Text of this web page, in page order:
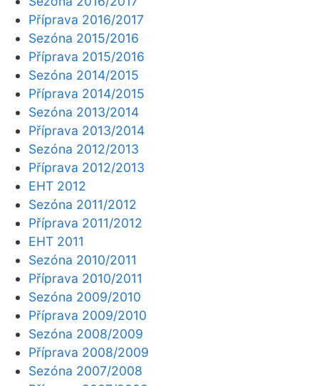
Příprava 2016/2017
Sezóna 2015/2016
Příprava 2015/2016
Sezóna 2014/2015
Příprava 2014/2015
Sezóna 2013/2014
Příprava 2013/2014
Sezóna 2012/2013
Příprava 2012/2013
EHT 2012
Sezóna 2011/2012
Příprava 2011/2012
EHT 2011
Sezóna 2010/2011
Příprava 2010/2011
Sezóna 2009/2010
Příprava 2009/2010
Sezóna 2008/2009
Příprava 2008/2009
Sezóna 2007/2008